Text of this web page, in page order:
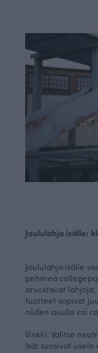
Joululahja isälle:
Joululahja isälle
pehmeä
arvostavat
tuotteet sopivat
niiden avulla voi
Vinkki: Valitse
Isät suosivat